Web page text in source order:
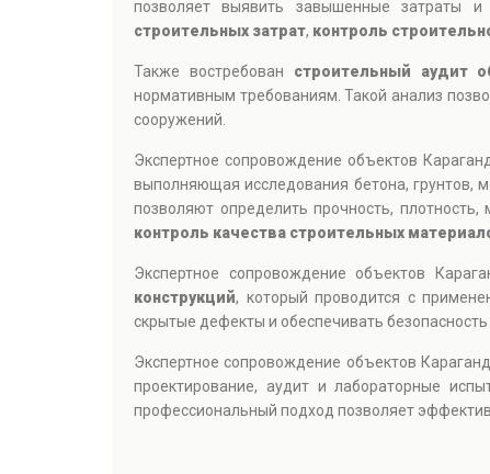
позволяет выявить завышенные затраты и
строительных затрат, контроль
Также востребован строительный аудит
нормативным требованиям. Такой анализ
сооружений.
Экспертное сопровождение объектов
выполняющая исследования бетона, грунтов,
позволяют определить прочность,
контроль качества строительных
Экспертное сопровождение объектов
конструкций, который проводится с
скрытые дефекты и обеспечивать
Экспертное сопровождение объектов
проектирование, аудит и лабораторные
профессиональный подход позволяет